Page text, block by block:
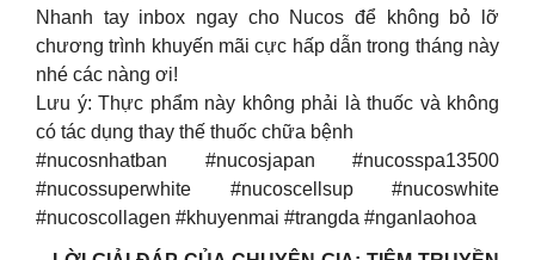
Nhanh tay inbox ngay cho Nucos để không bỏ lỡ
chương trình khuyến mãi cực hấp dẫn trong tháng này
nhé các nàng ơi!
Lưu ý: Thực phẩm này không phải là thuốc và không
có tác dụng thay thế thuốc chữa bệnh
#nucosnhatban #nucosjapan #nucosspa13500
#nucossuperwhite #nucoscellsup #nucoswhite
#nucoscollagen #khuyenmai #trangda #nganlaohoa